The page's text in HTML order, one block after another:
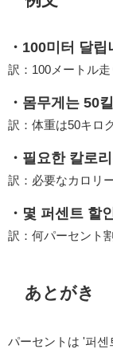
・100미터 달립
訳：100メートル走
・몸무게는 50
訳：体重は50キロ
・필요한 칼로
訳：必要なカロリ
・몇 퍼센트 할
訳：何パーセント
あとがき
パーセントは '퍼센